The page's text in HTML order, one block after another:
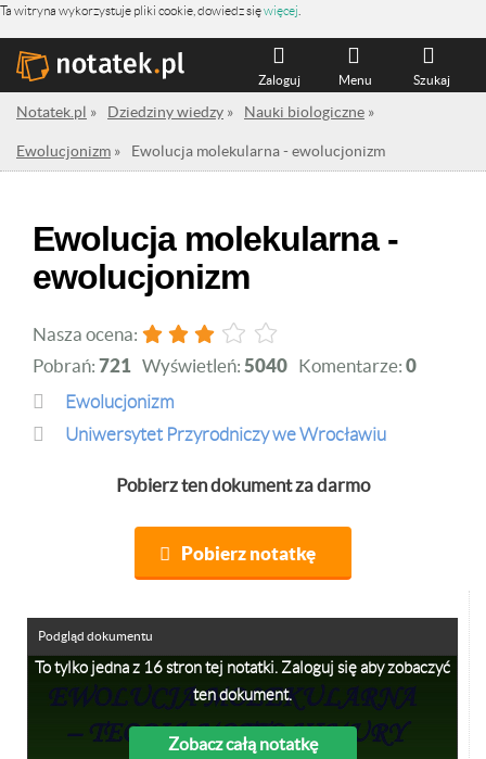
Ta witryna wykorzystuje pliki cookie, dowiedz sięwięcej
Szukaj
Menu
Zaloguj
Notatek.pl » Dziedziny wiedzy » Nauki biologiczne »
Ewolucjonizm » Ewolucja molekularna - ewolucjonizm
Ewolucja molekularna -
ewolucjonizm
Nasza ocena:
Pobrań: 721 Wyświetleń: 5040 Komentarze: 0
Ewolucjonizm
Uniwersytet Przyrodniczy we Wrocławiu
Pobierz ten dokument za darmo
Pobierz notatkę
To tylko jedna z 16 stron tej notatki. Zaloguj się aby zobaczyć
ten dokument.
Zobacz całą notatkę
Podgląd dokumentu